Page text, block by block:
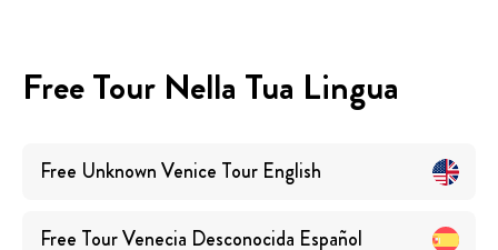
Free Tour Nella Tua Lingua
Free Unknown Venice Tour English
Free Tour Venecia Desconocida Español